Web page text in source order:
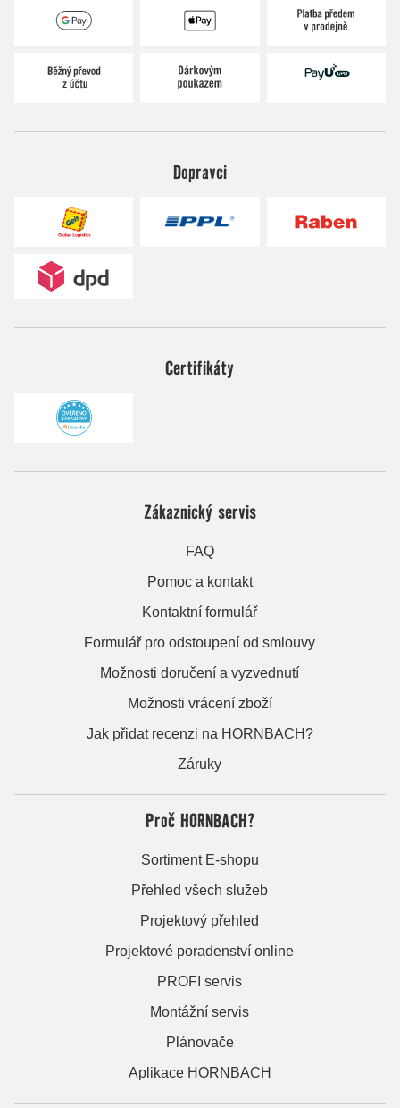
Dopravci
Certifikáty
Zákaznický servis
FAQ
Pomoc a kontakt
Kontaktní formulář
Formulář pro odstoupení od smlouvy
Možnosti doručení a vyzvednutí
Možnosti vrácení zboží
Jak přidat recenzi na HORNBACH?
Záruky
Proč HORNBACH?
Sortiment E-shopu
Přehled všech služeb
Projektový přehled
Projektové poradenství online
PROFI servis
Montážní servis
Plánovače
Aplikace HORNBACH